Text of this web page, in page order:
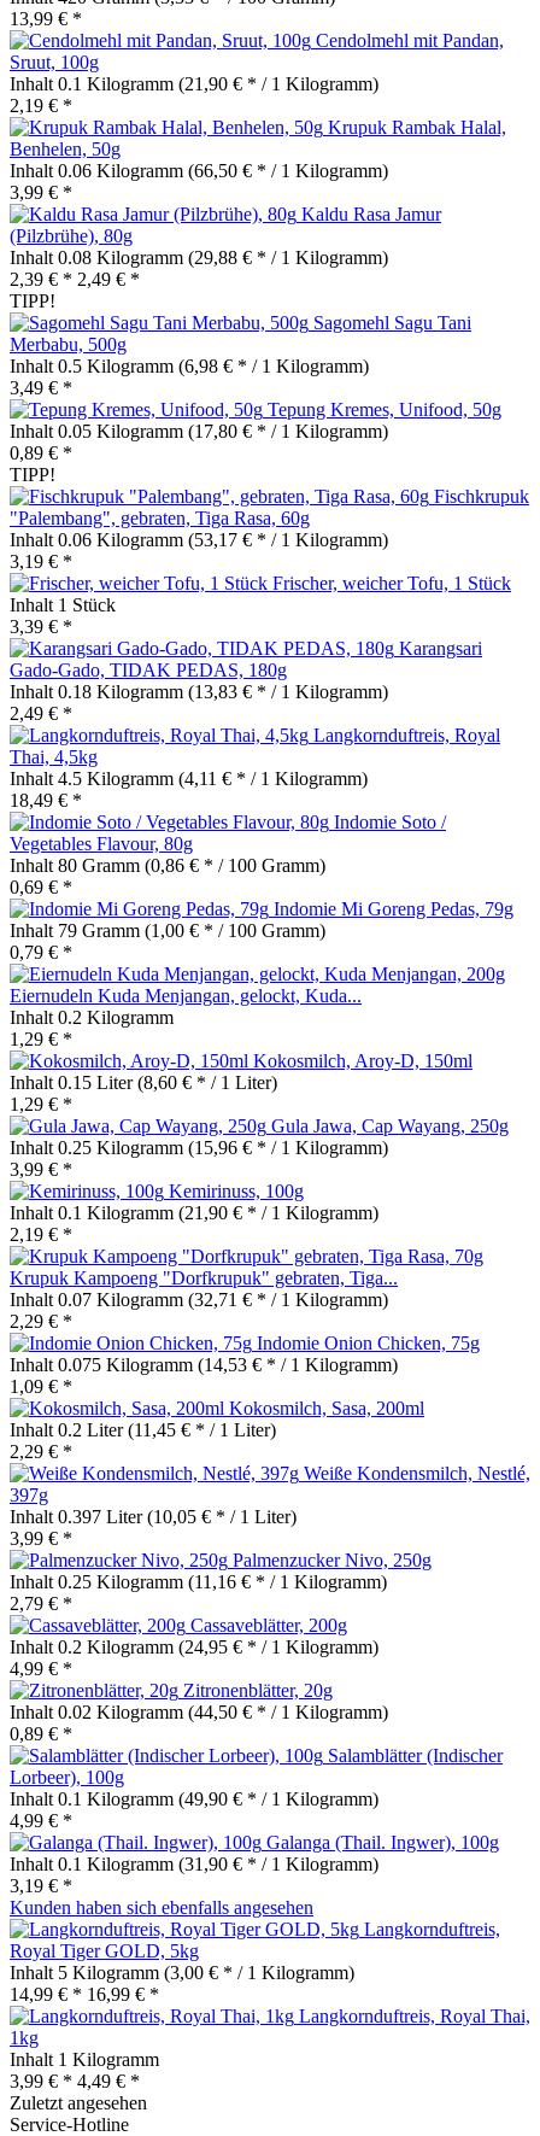
13,99 € *
Cendolmehl mit Pandan,
Sruut, 100g
Inhalt 0.1 Kilogramm (21,90 € * / 1 Kilogramm)
2,19 € *
Krupuk Rambak Halal,
Benhelen, 50g
Inhalt 0.06 Kilogramm (66,50 € * / 1 Kilogramm)
3,99 € *
Kaldu Rasa Jamur
(Pilzbrühe), 80g
Inhalt 0.08 Kilogramm (29,88 € * / 1 Kilogramm)
2,39 € * 2,49 € *
TIPP!
Sagomehl Sagu Tani
Merbabu, 500g
Inhalt 0.5 Kilogramm (6,98 € * / 1 Kilogramm)
3,49 € *
Tepung Kremes, Unifood, 50g
Inhalt 0.05 Kilogramm (17,80 € * / 1 Kilogramm)
0,89 € *
TIPP!
Fischkrupuk
"Palembang", gebraten, Tiga Rasa, 60g
Inhalt 0.06 Kilogramm (53,17 € * / 1 Kilogramm)
3,19 € *
Frischer, weicher Tofu, 1 Stück
Inhalt 1 Stück
3,39 € *
Karangsari
Gado-Gado, TIDAK PEDAS, 180g
Inhalt 0.18 Kilogramm (13,83 € * / 1 Kilogramm)
2,49 € *
Langkornduftreis, Royal
Thai, 4,5kg
Inhalt 4.5 Kilogramm (4,11 € * / 1 Kilogramm)
18,49 € *
Indomie Soto /
Vegetables Flavour, 80g
Inhalt 80 Gramm (0,86 € * / 100 Gramm)
0,69 € *
Indomie Mi Goreng Pedas, 79g
Inhalt 79 Gramm (1,00 € * / 100 Gramm)
0,79 € *
Eiernudeln Kuda Menjangan, gelockt, Kuda...
Inhalt 0.2 Kilogramm
1,29 € *
Kokosmilch, Aroy-D, 150ml
Inhalt 0.15 Liter(8,60 € * / 1 Liter)
1,29 € *
Gula Jawa, Cap Wayang, 250g
Inhalt 0.25 Kilogramm (15,96 € * / 1 Kilogramm)
3,99 € *
Kemirinuss, 100g
Inhalt 0.1 Kilogramm (21,90 € * / 1 Kilogramm)
2,19 € *
Krupuk Kampoeng "Dorfkrupuk" gebraten, Tiga...
Inhalt 0.07 Kilogramm (32,71 € * / 1 Kilogramm)
2,29 € *
Indomie Onion Chicken, 75g
Inhalt 0.075 Kilogramm (14,53 € * / 1 Kilogramm)
1,09 € *
Kokosmilch, Sasa, 200ml
Inhalt 0.2 Liter(11,45 € * / 1 Liter)
2,29 € *
Weiße Kondensmilch, Nestlé,
397g
Inhalt 0.397 Liter(10,05 € * / 1 Liter)
3,99 € *
Palmenzucker Nivo, 250g
Inhalt 0.25 Kilogramm (11,16 € * / 1 Kilogramm)
2,79 € *
Cassaveblätter, 200g
Inhalt 0.2 Kilogramm (24,95 € * / 1 Kilogramm)
4,99 € *
Zitronenblätter, 20g
Inhalt 0.02 Kilogramm (44,50 € * / 1 Kilogramm)
0,89 € *
Salamblätter (Indischer
Lorbeer), 100g
Inhalt 0.1 Kilogramm (49,90 € * / 1 Kilogramm)
4,99 € *
Galanga (Thail. Ingwer), 100g
Inhalt 0.1 Kilogramm (31,90 € * / 1 Kilogramm)
3,19 € *
Kunden haben sich ebenfalls angesehen
Langkornduftreis,
Royal Tiger GOLD, 5kg
Inhalt 5 Kilogramm (3,00 € * / 1 Kilogramm)
14,99 € * 16,99 € *
Langkornduftreis, Royal Thai,
1kg
Inhalt 1 Kilogramm
3,99 € * 4,49 € *
Zuletzt angesehen
Service-Hotline